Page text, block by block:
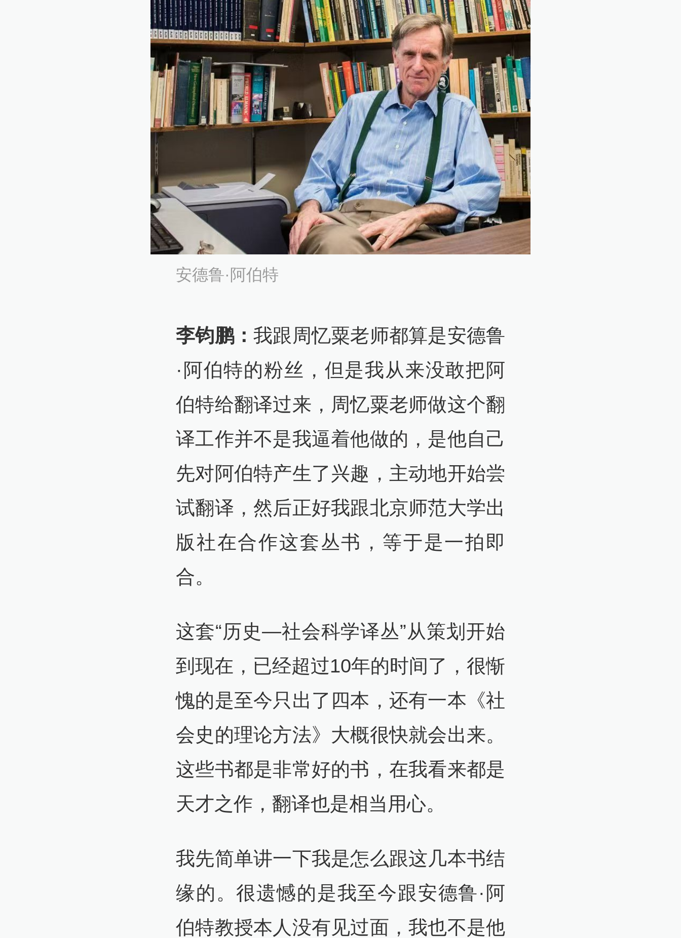
安德鲁·阿伯特
李钧鹏： 我跟周忆粟老师都算是安德鲁
·阿伯特的粉丝，但是我从来没敢把阿
伯特给翻译过来，周忆粟老师做这个翻
译工作并不是我逼着他做的，是他自己
先对阿伯特产生了兴趣，主动地开始尝
试翻译，然后正好我跟北京师范大学出
版社在合作这套丛书，等于是一拍即
合。
这套“历史—社会科学译丛”从策划开始
到现在，已经超过10年的时间了，很惭
愧的是至今只出了四本，还有一本《社
会史的理论方法》大概很快就会出来。
这些书都是非常好的书，在我看来都是
天才之作，翻译也是相当用心。
我先简单讲一下我是怎么跟这几本书结
缘的。很遗憾的是我至今跟安德鲁·阿
伯特教授本人没有见过面，我也不是他